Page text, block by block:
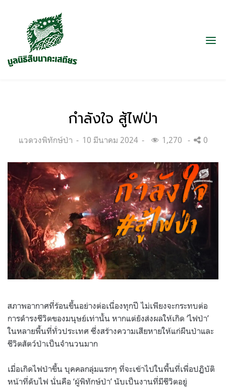
กำลังใจ สู้ไฟป่า
Categories:
แวดวงพิทักษ์ป่า
Posted
10 มีนาคม 2024 1,270 0
สภาพอากาศที่ร้อนขึ้นอย่างต่อเนื่องทุกปี ไม่เพียงจะกระทบต่อ
การดำรงชีวิตของมนุษย์เท่านั้น หากแต่ยังส่งผลให้เกิด ‘ไฟป่า’
ในหลายพื้นที่ทั่วประเทศ ซึ่งสร้างความเสียหายให้แก่ผืนป่าและ
ชีวิตสัตว์ป่าเป็นจำนวนมาก
เมื่อเกิดไฟป่าขึ้น บุคคลกลุ่มแรกๆ ที่จะเข้าไปในพื้นที่เพื่อปฏิบัติ
หน้าที่ดับไฟ นั่นคือ ‘ผู้พิทักษ์ป่า’ นับเป็นงานที่มีชีวิตอยู่